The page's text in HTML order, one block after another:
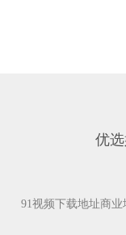
优
91视频下载地址商业